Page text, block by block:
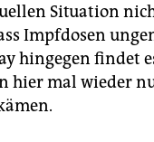
Situation
Impfdosen
hingegen findet
hier mal wieder